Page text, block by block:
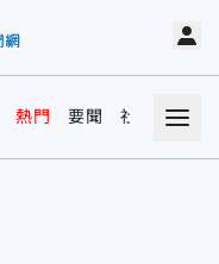
熱門 要聞 社會 娛樂